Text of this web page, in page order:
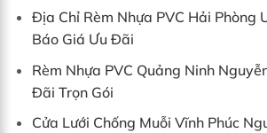
Địa Chỉ Rèm Nhựa PVC Hải Phòng
Báo Giá Ưu Đãi
Rèm Nhựa PVC Quảng Ninh
Đãi Trọn Gói
Cửa Lưới Chống Muỗi Vĩnh Phúc